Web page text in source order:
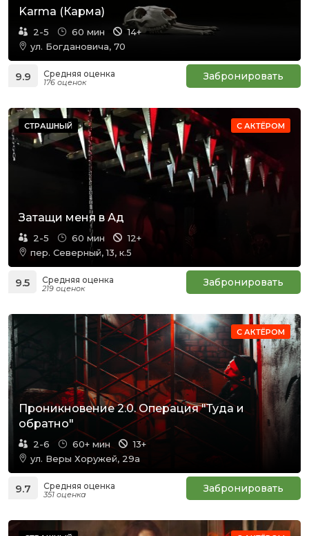
Karma (Карма)
2-5 60 мин
14+
ул. Богдановича, 70
9.9 Средняя оценка
176 оценок Забронировать
С АКТЁРОМ
СТРАШНЫЙ
Затащи меня в Ад
2-5 60 мин
12+
пер. Северный, 13, к.5
9.5 Средняя оценка
219 оценок Забронировать
С АКТЁРОМ
Проникновение 2.0. Операция "Туда и
обратно"
2-6 60+ мин
13+
ул. Веры Хоружей, 29а
9.7 Средняя оценка
351 оценка Забронировать